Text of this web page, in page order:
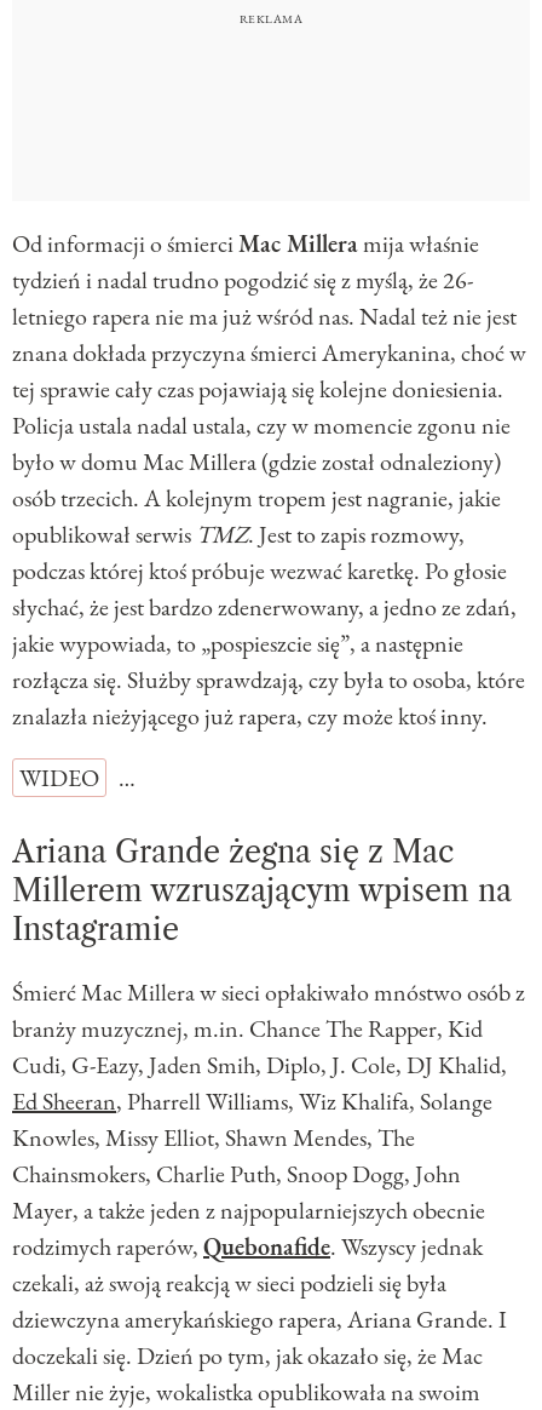
Od informacji o śmierciMac Milleramija właśnie
tydzień i nadal trudno pogodzić się z myślą, że 26-
letniego rapera nie ma już wśród nas. Nadal też nie jest
znana dokłada przyczyna śmierci Amerykanina, choć w
tej sprawie cały czas pojawiają się kolejne doniesienia.
Policja ustala nadal ustala, czy w momencie zgonu nie
było w domu Mac Millera (gdzie został odnaleziony)
osób trzecich. A kolejnym tropem jest nagranie, jakie
opublikował serwis TMZ. Jest to zapis rozmowy,
podczas której ktoś próbuje wezwać karetkę. Po głosie
słychać, że jest bardzo zdenerwowany, a jedno ze zdań,
jakie wypowiada, to „pospieszcie się”, a następnie
rozłącza się. Służby sprawdzają, czy była to osoba, które
znalazła nieżyjącego już rapera, czy może ktoś inny.
WIDEO
…
Ariana Grande żegna się z Mac
Millerem wzruszającym wpisem na
Instagramie
Śmierć Mac Millera w sieci opłakiwało mnóstwo osób z
branży muzycznej, m.in. Chance The Rapper, Kid
Cudi, G-Eazy, Jaden Smih, Diplo, J. Cole, DJ Khalid,
Ed Sheeran, Pharrell Williams, Wiz Khalifa, Solange
Knowles, Missy Elliot, Shawn Mendes, The
Chainsmokers, Charlie Puth, Snoop Dogg, John
Mayer, a także jeden z najpopularniejszych obecnie
rodzimych raperów,Quebonafide. Wszyscy jednak
czekali, aż swoją reakcją w sieci podzieli się była
dziewczyna amerykańskiego rapera, Ariana Grande. I
doczekali się. Dzień po tym, jak okazało się, że Mac
Miller nie żyje, wokalistka opublikowała na swoim